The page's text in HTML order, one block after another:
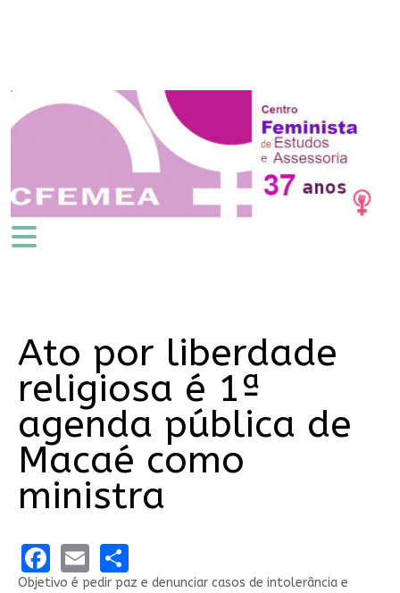
Ato por liberdade
religiosa é 1ª
agenda pública de
Macaé como
ministra
Facebook
EmailShare
Objetivo é pedir paz e denunciar casos de intolerância e